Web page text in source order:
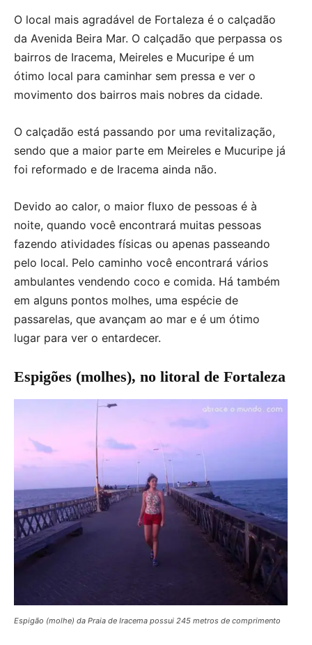
O local mais agradável de Fortaleza é o calçadão
da Avenida Beira Mar. O calçadão que perpassa os
bairros de Iracema, Meireles e Mucuripe é um
ótimo local para caminhar sem pressa e ver o
movimento dos bairros mais nobres da cidade.
O calçadão está passando por uma revitalização,
sendo que a maior parte em Meireles e Mucuripe já
foi reformado e de Iracema ainda não.
Devido ao calor, o maior fluxo de pessoas é à
noite, quando você encontrará muitas pessoas
fazendo atividades físicas ou apenas passeando
pelo local. Pelo caminho você encontrará vários
ambulantes vendendo coco e comida. Há também
em alguns pontos molhes, uma espécie de
passarelas, que avançam ao mar e é um ótimo
lugar para ver o entardecer.
Espigões (molhes), no litoral de Fortaleza
Espigão (molhe) da Praia de Iracema possui 245 metros de comprimento